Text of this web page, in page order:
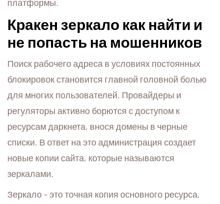
платформы.
Кракен зеркало как найти и
не попасть на мошенников
Поиск рабочего адреса в условиях постоянных
блокировок становится главной головной болью
для многих пользователей. Провайдеры и
регуляторы активно борются с доступом к
ресурсам даркнета, внося домены в черные
списки. В ответ на это администрация создает
новые копии сайта, которые называются
зеркалами.
Зеркало – это точная копия основного ресурса,